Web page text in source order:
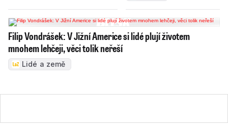
Filip Vondrášek: V Jižní Americe si lidé plují životem
mnohem lehčeji, věci tolik neřeší
Lidé a země